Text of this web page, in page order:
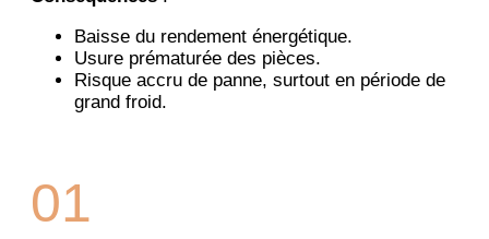
Baisse du rendement énergétique.
Usure prématurée des pièces.
Risque accru de panne, surtout en période de
grand froid.
01